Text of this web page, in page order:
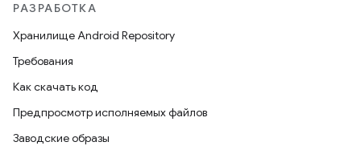
РАЗРАБОТКА
Хранилище Android Repository
Требования
Как скачать код
Предпросмотр исполняемых файлов
Заводские образы